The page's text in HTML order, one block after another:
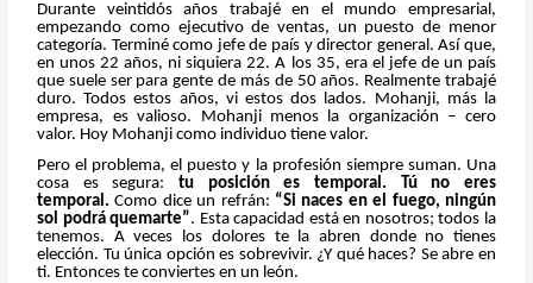
Durante veintidós años trabajé en el mundo empresarial,
empezando como ejecutivo de ventas, un puesto de menor
categoría. Terminé como jefe de país y director general. Así que,
en unos 22 años, ni siquiera 22. A los 35, era el jefe de un país
que suele ser para gente de más de 50 años. Realmente trabajé
duro. Todos estos años, vi estos dos lados. Mohanji, más la
empresa, es valioso. Mohanji menos la organización – cero
valor. Hoy Mohanji como individuo tiene valor.
Pero el problema, el puesto y la profesión siempre suman. Una
cosa es segura:tu posición es temporal. Tú no eres
temporal. Como dice un refrán: “Si naces en el fuego, ningún
sol podrá quemarte”. Esta capacidad está en nosotros; todos la
tenemos. A veces los dolores te la abren donde no tienes
elección. Tu única opción es sobrevivir. ¿Y qué haces? Se abre en
ti. Entonces te conviertes en un león.